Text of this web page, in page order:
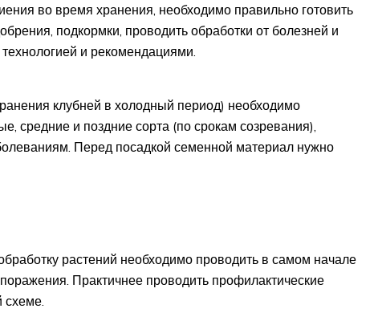
во время хранения, необходимо правильно готовить
подкормки, проводить обработки от болезней и
и рекомендациями.
клубней в холодный период) необходимо
средние и поздние сорта (по срокам созревания),
Перед посадкой семенной материал нужно
растений необходимо проводить в самом начале
Практичнее проводить профилактические
схеме.